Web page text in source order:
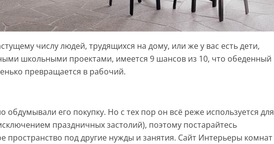
числу людей, трудящихся на дому, или же у вас есть дети,
школьными проектами, имеется 9 шансов из 10, что обеденный
превращается в рабочий.
обдумывали его покупку. Но с тех пор он всё реже используется для
праздничных застолий), поэтому постарайтесь
пространство под другие нужды и занятия. Сайт Интерьеры комнат